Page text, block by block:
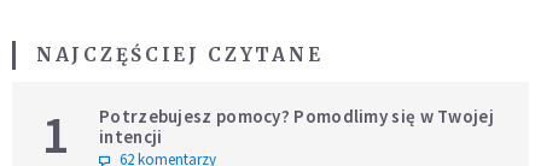
NAJCZĘŚCIEJ CZYTANE
1
Potrzebujesz pomocy? Pomodlimy się w Twojej
intencji
62 komentarzy